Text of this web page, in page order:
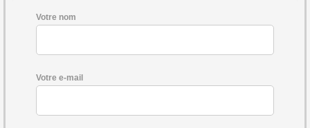
Votre nom
Votre e-mail